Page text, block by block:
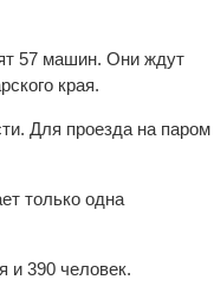
57 машин. Они ждут
края.
Для проезда на паром
только одна
и 390 человек.